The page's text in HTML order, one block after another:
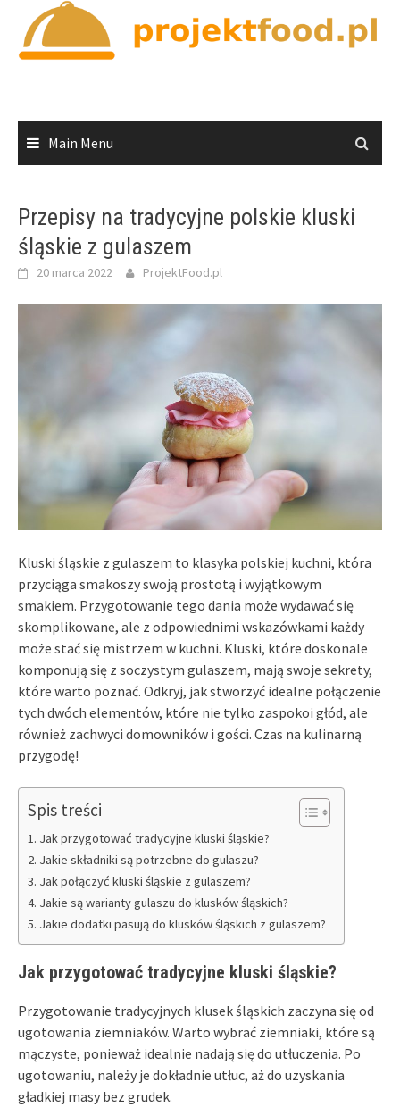
content
Main Menu
Przepisy na tradycyjne polskie kluski
śląskie z gulaszem
20 marca 2022 ProjektFood.pl
Kluski śląskie z gulaszem to klasyka polskiej kuchni, która
przyciąga smakoszy swoją prostotą i wyjątkowym
smakiem. Przygotowanie tego dania może wydawać się
skomplikowane, ale z odpowiednimi wskazówkami każdy
może stać się mistrzem w kuchni. Kluski, które doskonale
komponują się z soczystym gulaszem, mają swoje sekrety,
które warto poznać. Odkryj, jak stworzyć idealne połączenie
tych dwóch elementów, które nie tylko zaspokoi głód, ale
również zachwyci domowników i gości. Czas na kulinarną
przygodę!
Spis treści
Jak przygotować tradycyjne kluski śląskie?
Jakie składniki są potrzebne do gulaszu?
Jak połączyć kluski śląskie z gulaszem?
Jakie są warianty gulaszu do klusków śląskich?
Jakie dodatki pasują do klusków śląskich z gulaszem?
Jak przygotować tradycyjne kluski śląskie?
Przygotowanie tradycyjnych klusek śląskich zaczyna się od
ugotowania ziemniaków. Warto wybrać ziemniaki, które są
mączyste, ponieważ idealnie nadają się do utłuczenia. Po
ugotowaniu, należy je dokładnie utłuc, aż do uzyskania
gładkiej masy bez grudek.